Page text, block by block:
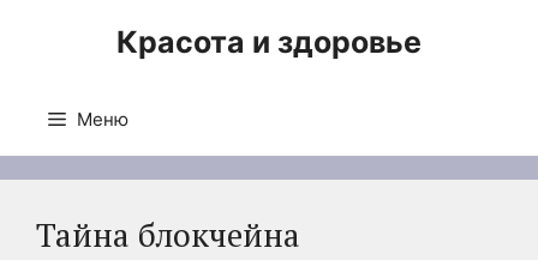
Красота и здоровье
Меню
Тайна блокчейна